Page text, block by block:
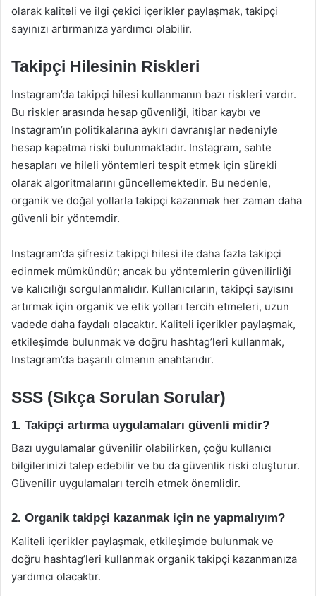
olarak kaliteli ve ilgi çekici içerikler paylaşmak, takipçi
sayınızı artırmanıza yardımcı olabilir.
Takipçi Hilesinin Riskleri
Instagram’da takipçi hilesi kullanmanın bazı riskleri vardır.
Bu riskler arasında hesap güvenliği, itibar kaybı ve
Instagram’ın politikalarına aykırı davranışlar nedeniyle
hesap kapatma riski bulunmaktadır. Instagram, sahte
hesapları ve hileli yöntemleri tespit etmek için sürekli
olarak algoritmalarını güncellemektedir. Bu nedenle,
organik ve doğal yollarla takipçi kazanmak her zaman daha
güvenli bir yöntemdir.
Instagram’da şifresiz takipçi hilesi ile daha fazla takipçi
edinmek mümkündür; ancak bu yöntemlerin güvenilirliği
ve kalıcılığı sorgulanmalıdır. Kullanıcıların, takipçi sayısını
artırmak için organik ve etik yolları tercih etmeleri, uzun
vadede daha faydalı olacaktır. Kaliteli içerikler paylaşmak,
etkileşimde bulunmak ve doğru hashtag’leri kullanmak,
Instagram’da başarılı olmanın anahtarıdır.
SSS (Sıkça Sorulan Sorular)
1. Takipçi artırma uygulamaları güvenli midir?
Bazı uygulamalar güvenilir olabilirken, çoğu kullanıcı
bilgilerinizi talep edebilir ve bu da güvenlik riski oluşturur.
Güvenilir uygulamaları tercih etmek önemlidir.
2. Organik takipçi kazanmak için ne yapmalıyım?
Kaliteli içerikler paylaşmak, etkileşimde bulunmak ve
doğru hashtag’leri kullanmak organik takipçi kazanmanıza
yardımcı olacaktır.